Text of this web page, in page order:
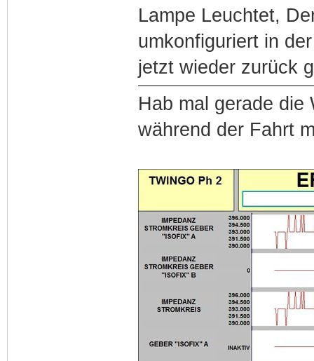
Lampe Leuchtet,
umkonfiguriert in
jetzt wieder zurück
Hab mal gerade die
während der Fahrt